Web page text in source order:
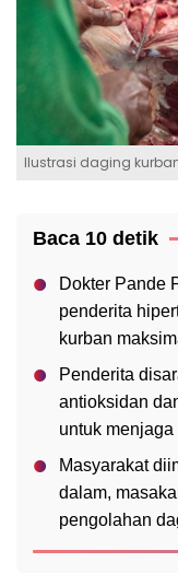
Ilustrasi daging
Baca 10 detik
Dokter Pande
penderita
kurban
Penderita
antioksidan
untuk
Masyarakat
dalam,
pengolahan